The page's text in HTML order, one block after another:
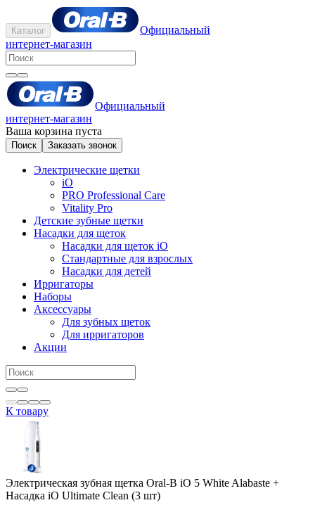
Каталог
Официальный
интернет-магазин
Официальный
интернет-магазин
Ваша корзина пуста
Поиск Заказать звонок
Электрические щетки
iO
PRO Professional Care
Vitality Pro
Детские зубные щетки
Насадки для щеток
Насадки для щеток iO
Стандартные для взрослых
Насадки для детей
Ирригаторы
Наборы
Аксессуары
Для зубных щеток
Для ирригаторов
Акции
К товару
Электрическая зубная щетка Oral-B iO 5 White Alabaste +
Насадка iO Ultimate Clean (3 шт)